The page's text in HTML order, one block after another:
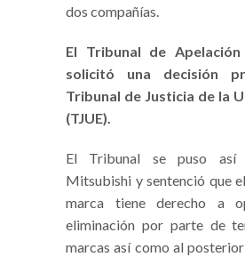
dos compañías.
El Tribunal de
solicitó una decisión
Tribunal de Justicia de la
(TJUE).
El Tribunal se puso
Mitsubishi y sentenció que
marca tiene derecho a
eliminación por parte de
marcas así como al